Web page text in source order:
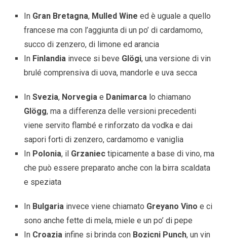
In Gran Bretagna, Mulled Wine ed è uguale a quello
francese ma con l’aggiunta di un po’ di cardamomo,
succo di zenzero, di limone ed arancia
In Finlandia invece si beve Glögi, una versione di vin
brulé comprensiva di uova, mandorle e uva secca
InSvezia, Norvegia e Danimarca lo chiamano
Glögg, ma a differenza delle versioni precedenti
viene servito flambé e rinforzato da vodka e dai
sapori forti di zenzero, cardamomo e vaniglia
In Polonia, il Grzaniec tipicamente a base di vino, ma
che può essere preparato anche con la birra scaldata
e speziata
In Bulgaria invece viene chiamato Greyano Vino e ci
sono anche fette di mela, miele e un po’ di pepe
In Croazia infine si brinda con Bozicni Punch, un vin